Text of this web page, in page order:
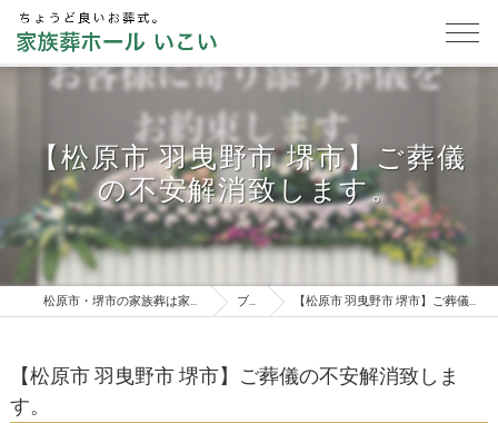
【松原市 羽曳野市 堺市】ご葬儀
の不安解消致します。
松原市・堺市の家族葬は家族葬ホールいこい ブログ 【松原市 羽曳野市 堺市】ご葬儀の不安解消致します。
【松原市 羽曳野市 堺市】ご葬儀の不安解消致しま
す。